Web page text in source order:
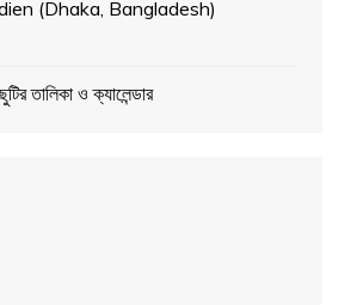
(Dhaka, Bangladesh)
তালিকা ও ক্যালেন্ডার